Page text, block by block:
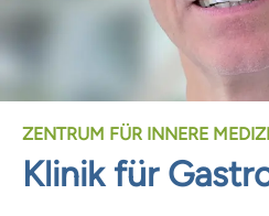
ZENTRUM FÜR INNERE
Klinik für